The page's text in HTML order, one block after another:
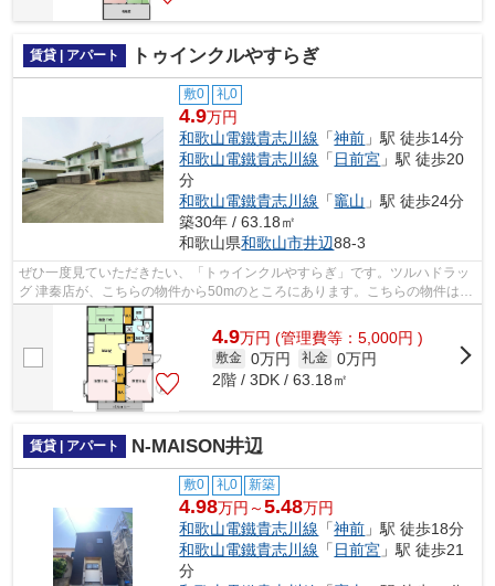
賃貸 | アパート トゥインクルやすらぎ
敷0 礼0
4.9万円
和歌山電鐵貴志川線 「神前 」駅 徒歩14分
和歌山電鐵貴志川線 「 日前宮 」駅 徒歩20
分
和歌山電鐵貴志川線 「竈山 」駅 徒歩24分
築30年 / 63.18㎡
和歌山県和歌山市井辺88-3
ぜひ一度見ていただきたい、「トゥインクルやすらぎ」です。ツルハドラッ
グ 津秦店が、こちらの物件から50mのところにあります。こちらの物件はア
パートです。徒歩14分で駅へのアクセ...
4.9万円 (管理費等：5,000円 )
敷金 0万円 礼金 0万円
2階 / 3DK / 63.18㎡
賃貸 | アパート N-MAISON井辺
敷0 礼0 新築
4.98万円～5.48万円
和歌山電鐵貴志川線 「神前 」駅 徒歩18分
和歌山電鐵貴志川線 「 日前宮 」駅 徒歩21
分